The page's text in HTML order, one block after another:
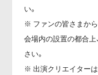
い。
※ ファンの皆さまか
会場内の設置の都合上
さい。
※ 出演クリエイター